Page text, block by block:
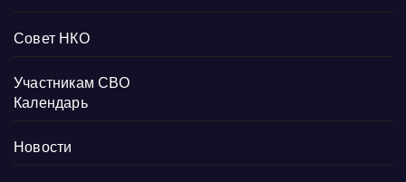
Совет НКО
Участникам СВО
Календарь
Новости